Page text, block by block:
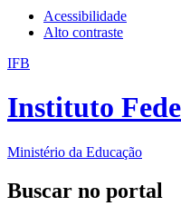
Acessibilidade
Alto contraste
IFB
Instituto
Ministério da Educação
Buscar no portal